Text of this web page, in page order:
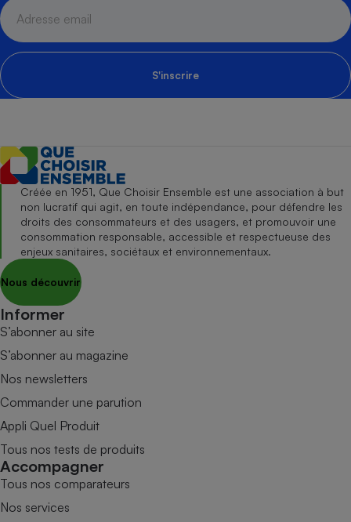
S'inscrire
Créée en 1951, Que Choisir Ensemble est une association à but
non lucratif qui agit, en toute indépendance, pour défendre les
droits des consommateurs et des usagers, et promouvoir une
consommation responsable, accessible et respectueuse des
enjeux sanitaires, sociétaux et environnementaux.
Nous découvrir
Informer
S’abonner au site
S’abonner au magazine
Nos newsletters
Commander une parution
Appli Quel Produit
Tous nos tests de produits
Accompagner
Tous nos comparateurs
Nos services